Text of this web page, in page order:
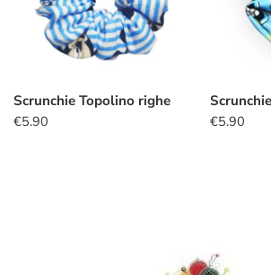
Scrunchie Topolino righe
€5.90
€5.90